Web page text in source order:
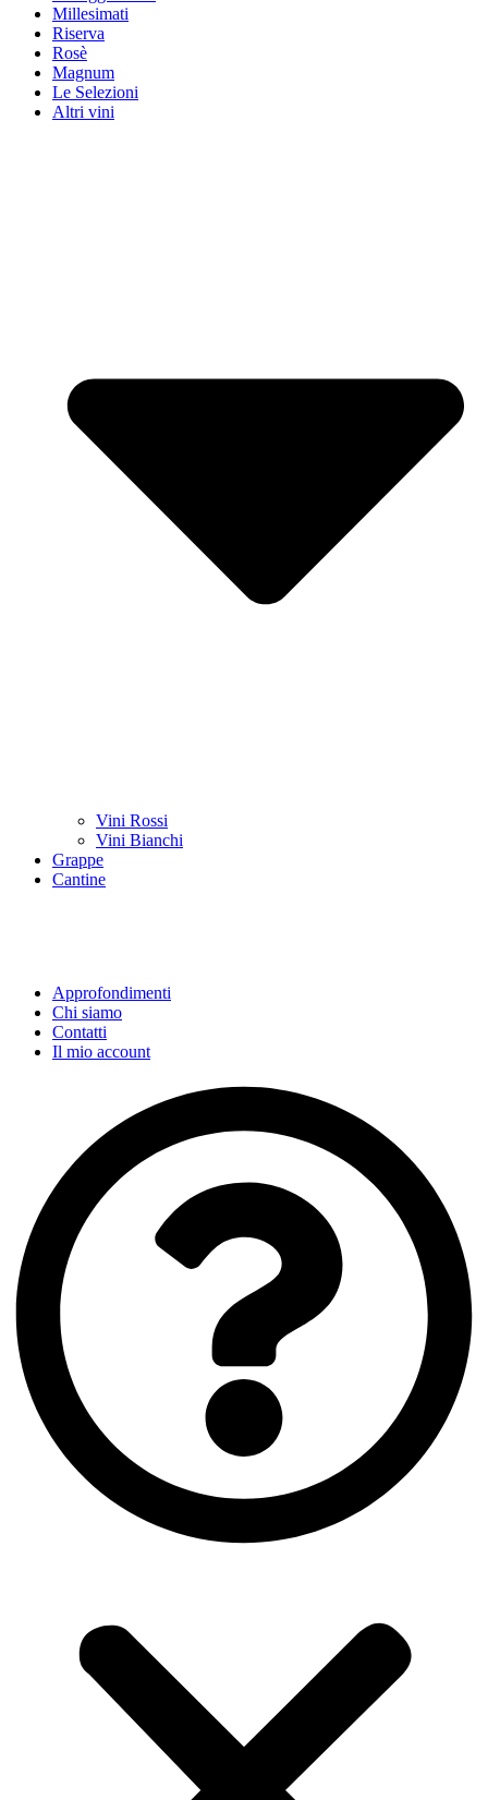
Millesimati
Riserva
Rosè
Magnum
Le Selezioni
Altri vini
Vini Rossi
Vini Bianchi
Grappe
Cantine
Approfondimenti
Chi siamo
Contatti
Il mio account